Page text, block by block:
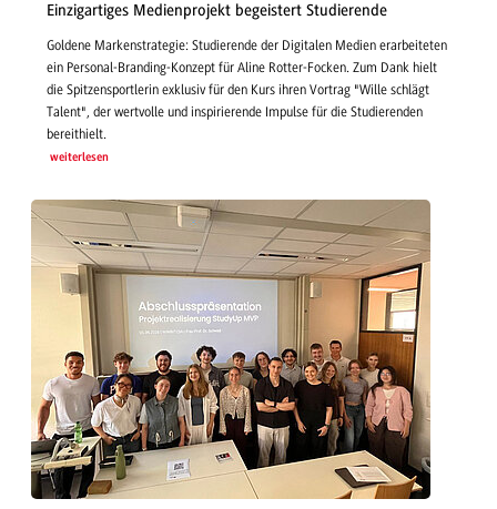
Einzigartiges Medienprojekt begeistert Studierende
Goldene Markenstrategie: Studierende der Digitalen Medien erarbeiteten
ein Personal-Branding-Konzept für Aline Rotter-Focken. Zum Dank hielt
die Spitzensportlerin exklusiv für den Kurs ihren Vortrag "Wille schlägt
Talent", der wertvolle und inspirierende Impulse für die Studierenden
bereithielt.
weiterlesen